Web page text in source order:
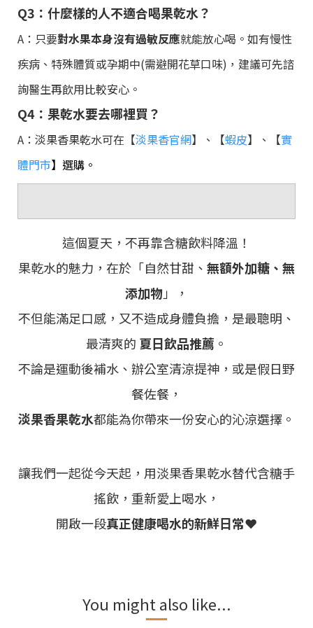
Q3：什麼樣的人不適合喝果乾水？
A：只要對水果本身沒有過敏反應就能放心喝。如有慢性
疾病、特殊體質或孕期中(需避開花草口味)，建議可先諮
詢醫生再飲用比較安心。
Q4：果乾水要去哪裡買？
A：淡果香果乾水可在【淡果香官網】、【蝦皮】、【實
體門市】 選購。
這個夏天，不再靠含糖飲料降溫！
果乾水的魅力，在於「自然甘甜、 無額外加糖、無
添加物」，
不但能滿足口感，又不造成身體負擔，是最聰明、
最清爽的 夏日飲品推薦 。
不論是運動後補水、辦公室清涼提神，或是假日野
餐佐餐，
淡果香果乾水都能為你帶來一份安心的沁涼選擇。
讓我們一起從今天起，用淡果香果乾水替代含糖手
搖飲，重新愛上喝水，
開啟一段真正健康喝水的新鮮日常❤️
You might also like...